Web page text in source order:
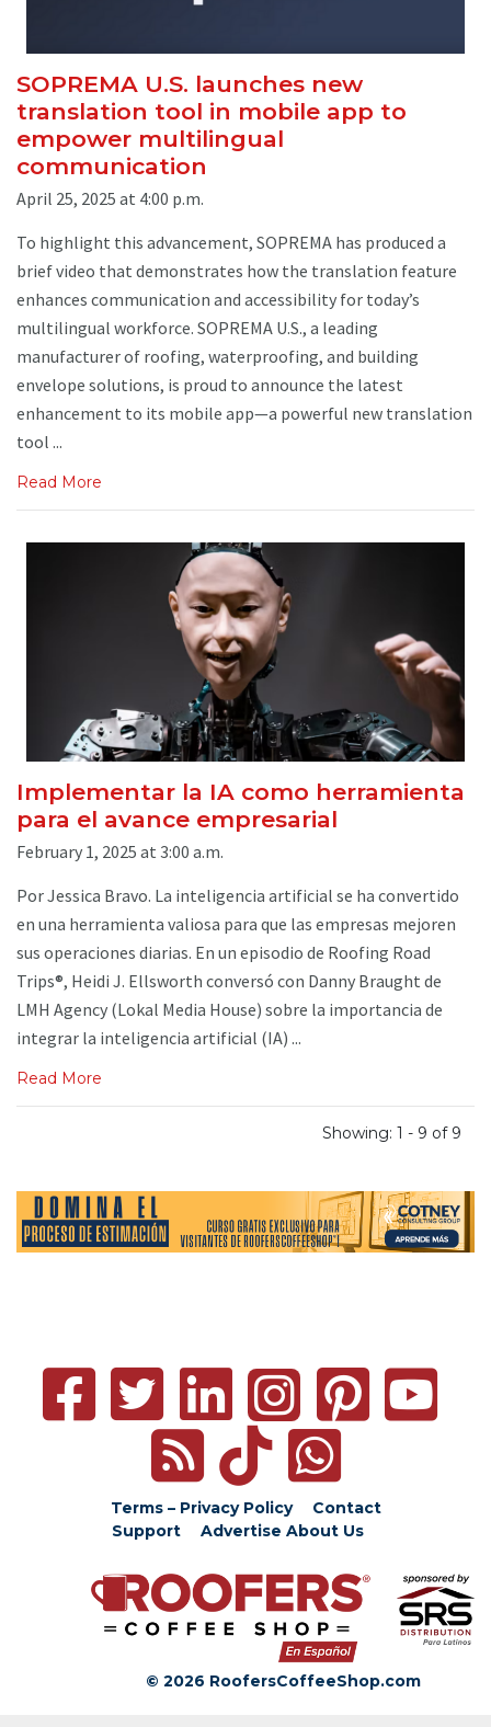
SOPREMA U.S. launches new
translation tool in mobile app to
empower multilingual
communication
April 25, 2025 at 4:00 p.m.
To highlight this advancement, SOPREMA has produced a
brief video that demonstrates how the translation feature
enhances communication and accessibility for today’s
multilingual workforce. SOPREMA U.S., a leading
manufacturer of roofing, waterproofing, and building
envelope solutions, is proud to announce the latest
enhancement to its mobile app—a powerful new translation
tool ...
Read More
Implementar la IA como herramienta
para el avance empresarial
February 1, 2025 at 3:00 a.m.
Por Jessica Bravo. La inteligencia artificial se ha convertido
en una herramienta valiosa para que las empresas mejoren
sus operaciones diarias. En un episodio de Roofing Road
Trips®, Heidi J. Ellsworth conversó con Danny Braught de
LMH Agency (Lokal Media House) sobre la importancia de
integrar la inteligencia artificial (IA) ...
Read More
Showing: 1 - 9 of 9
Terms – Privacy Policy
Contact
Support
Advertise About Us
© 2026 RoofersCoffeeShop.com